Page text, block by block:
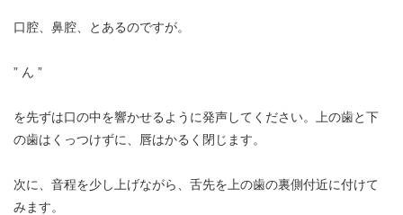
口腔、鼻腔、とあるのですが。
” ん ”
を先ずは口の中を響かせるように発声してください。上の歯と下
の歯はくっつけずに、唇はかるく閉じます。
次に、音程を少し上げながら、舌先を上の歯の裏側付近に付けて
みます。